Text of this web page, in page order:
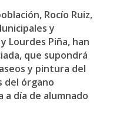
Rocío Ruiz,
y
Lourdes Piña, han
que supondrá
y pintura del
del órgano
día de alumnado